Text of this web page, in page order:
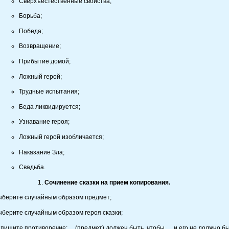
Борьба;
Победа;
Возвращение;
Прибытие домой;
Ложный герой;
Трудные испытания;
Беда ликвидируется;
Узнавание героя;
Ложный герой изобличается;
Наказание Зла;
Свадьба.
Сочинение сказки на прием копирования.
случайным образом предмет;
случайным образом героя сказки;